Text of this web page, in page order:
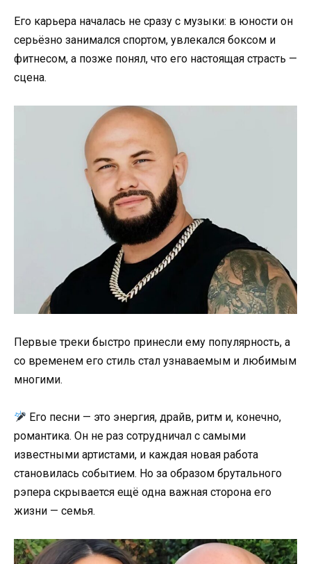
Его карьера началась не сразу с музыки: в юности он
серьёзно занимался спортом, увлекался боксом и
фитнесом, а позже понял, что его настоящая страсть —
сцена.
Первые треки быстро принесли ему популярность, а
со временем его стиль стал узнаваемым и любимым
многими.
Его песни — это энергия, драйв, ритм и, конечно,
романтика. Он не раз сотрудничал с самыми
известными артистами, и каждая новая работа
становилась событием. Но за образом брутального
рэпера скрывается ещё одна важная сторона его
жизни — семья.